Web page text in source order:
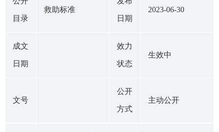
目录
救助标准
日期
2023-06-30
成文
日期
效力
状态
生效中
文号
公开
方式
主动公开